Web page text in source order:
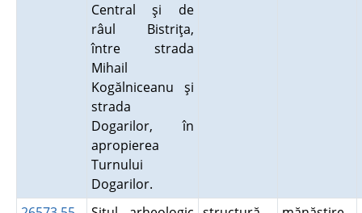
Central şi de
râul Bistriţa,
între strada
Mihail
Kogălniceanu şi
strada
Dogarilor, în
apropierea
Turnului
Dogarilor.